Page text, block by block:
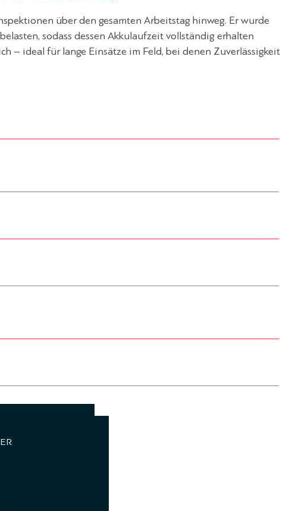
über den gesamten Arbeitstag hinweg. Er wurde
sodass dessen Akkulaufzeit vollständig erhalten
– ideal für lange Einsätze im Feld, bei denen Zuverlässigkeit